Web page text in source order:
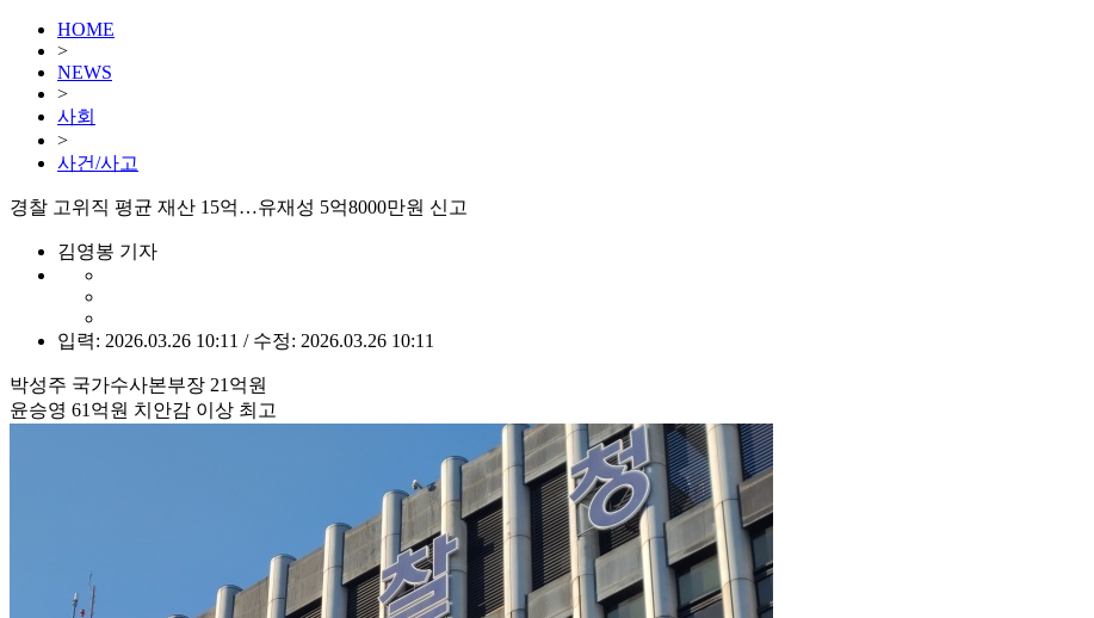
HOME
>
NEWS
>
사회
>
사건/사고
경찰 고위직 평균 재산 15억…유재성 5억8000만원 신고
김영봉 기자
입력: 2026.03.26 10:11 / 수정: 2026.03.26 10:11
박성주 국가수사본부장 21억원
윤승영 61억원 치안감 이상 최고